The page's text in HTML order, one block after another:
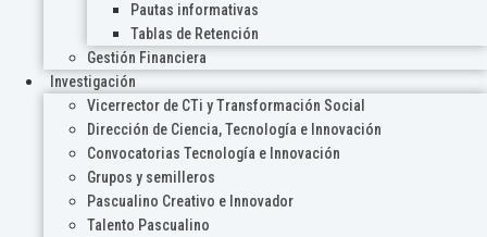
Pautas informativas
Tablas de Retención
Gestión Financiera
Investigación
Vicerrector de CTi y Transformación Social
Dirección de Ciencia, Tecnología e Innovación
Convocatorias Tecnología e Innovación
Grupos y semilleros
Pascualino Creativo e Innovador
Talento Pascualino